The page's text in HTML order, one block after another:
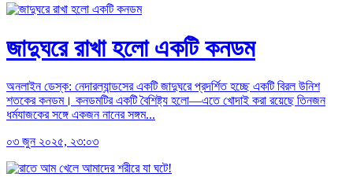
জাদুঘরে রাখা হলো একটি কনডম
অনলাইন ডেস্ক: নেদারল্যান্ডসের একটি জাদুঘরে প্রদর্শিত হচ্ছে একটি বিরল উনিশ
শতকের কনডম। কনডমটির একটি বৈশিষ্ট্য হলো—এতে খোদাই করা রয়েছে তিনজন
ধর্মযাজকের সঙ্গে একজন নানের সঙ্গম...
০৩ জুন ২০২৫, ২৩:০৩